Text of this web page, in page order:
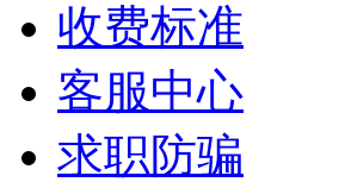
收费标准
客服中心
求职防骗